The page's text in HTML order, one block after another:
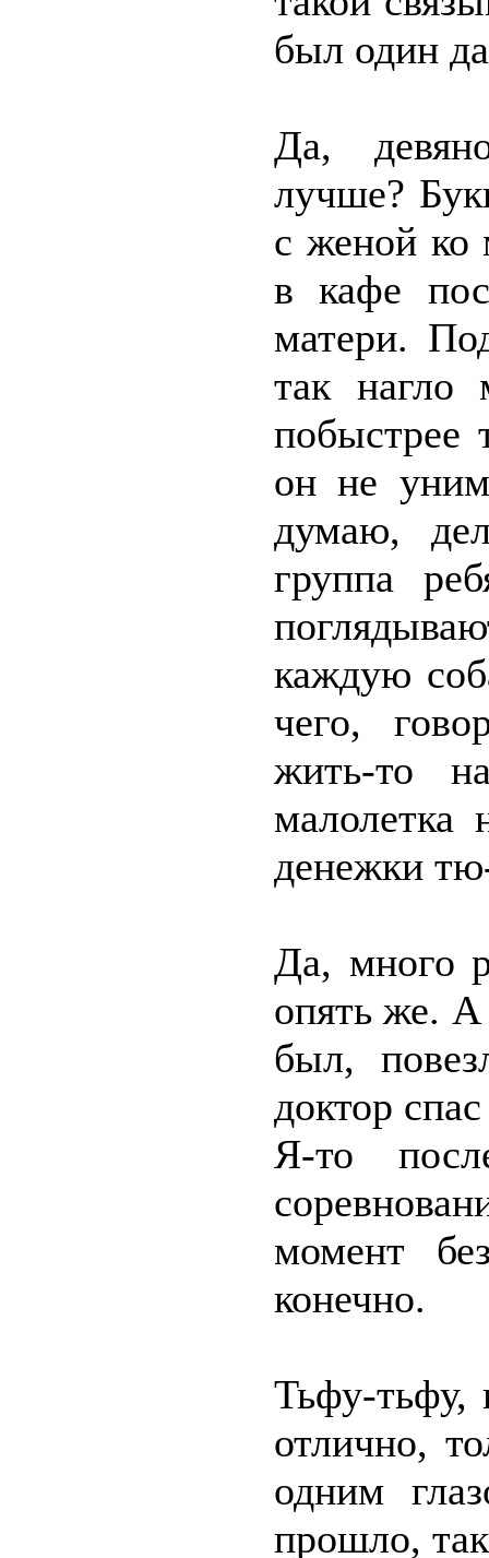
был один
Да,
лучше?
с женой ко
в кафе
матери.
так нагло
побыстрее
он не
думаю,
группа
каждую
чего,
жить-то
малолетка
денежки
Да, много
опять же. А
был,
доктор
Я-то
момент
конечно.
Тьфу-тьфу,
отлично,
одним
прошло,